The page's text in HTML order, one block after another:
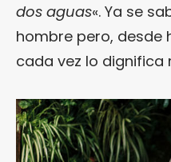
dos aguas«. Ya se
hombre pero, desde
cada vez lo dignifica